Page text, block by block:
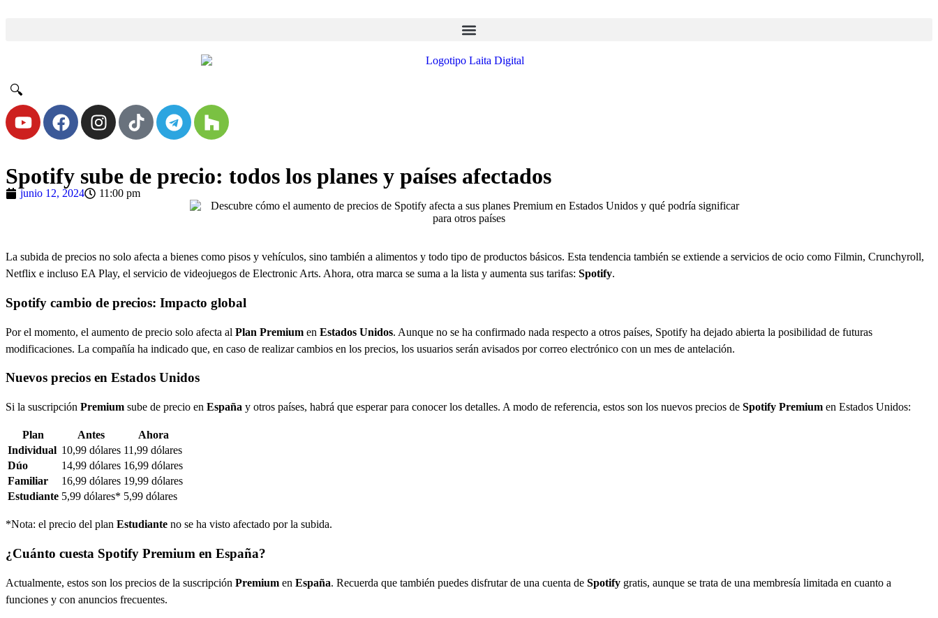
🔍
Spotify sube de precio: todos los planes y países afectados
junio 12, 2024 11:00 pm
La subida de precios no solo afecta a bienes como pisos y vehículos, sino también a alimentos y todo tipo de productos básicos. Esta tendencia también se extiende a servicios de ocio como Filmin, Crunchyroll,
Netflix e incluso EA Play, el servicio de videojuegos de Electronic Arts. Ahora, otra marca se suma a la lista y aumenta sus tarifas: Spotify.
Spotify cambio de precios: Impacto global
Por el momento, el aumento de precio solo afecta al Plan Premium en Estados Unidos. Aunque no se ha confirmado nada respecto a otros países, Spotify ha dejado abierta la posibilidad de futuras
modificaciones. La compañía ha indicado que, en caso de realizar cambios en los precios, los usuarios serán avisados por correo electrónico con un mes de antelación.
Nuevos precios en Estados Unidos
Si la suscripción Premium sube de precio en España y otros países, habrá que esperar para conocer los detalles. A modo de referencia, estos son los nuevos precios de Spotify Premium en Estados Unidos:
Plan Antes
Ahora
Individual 10,99 dólares 11,99 dólares
Dúo
14,99 dólares 16,99 dólares
Familiar
16,99 dólares 19,99 dólares
Estudiante 5,99 dólares* 5,99 dólares
*Nota: el precio del plan Estudiante no se ha visto afectado por la subida.
¿Cuánto cuesta Spotify Premium en España?
Actualmente, estos son los precios de la suscripción Premium en España. Recuerda que también puedes disfrutar de una cuenta de Spotify gratis, aunque se trata de una membresía limitada en cuanto a
funciones y con anuncios frecuentes.